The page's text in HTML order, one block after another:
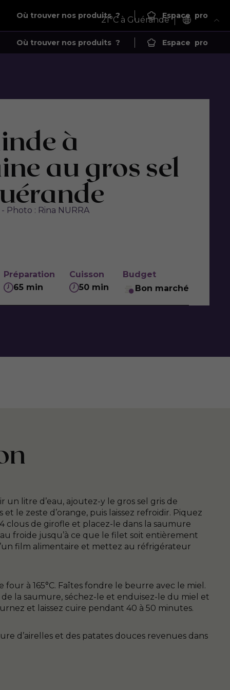
Où trouver nos produits? Espace pro
21°C à Guérande
Où trouver nos produits ? Espace pro
à
au gros sel
Photo : Rina NURRA
Préparation
65 min
Cuisson
50 min
Budget
Bon marché
un litre d’eau, ajoutez-y le gros sel gris de
et le zeste d’orange, puis laissez refroidir. Piquez
clous de girofle et placez-le dans la saumure
froide jusqu’à ce que le filet soit entièrement
film alimentaire et mettez au réfrigérateur
four à 165°C. Faîtes fondre le beurre avec le miel.
la saumure, séchez-le et enduisez-le du miel et
et laissez cuire pendant 40 à 50 minutes.
d’airelles et des patates douces revenues dans